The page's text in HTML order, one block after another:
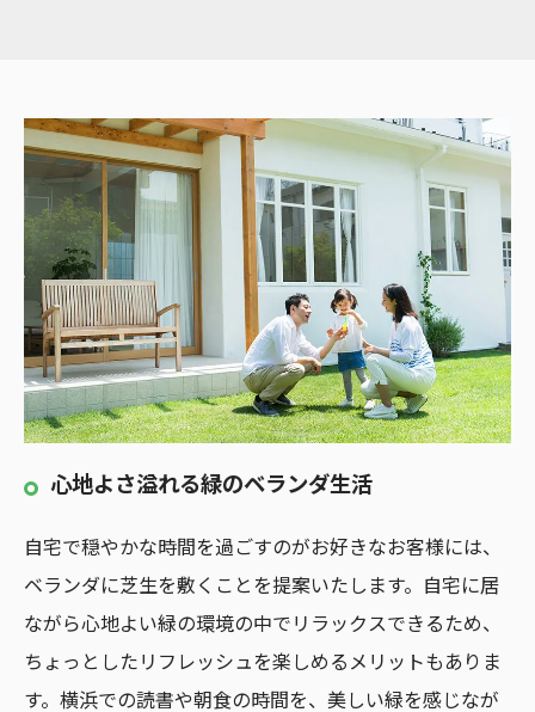
心地よさ溢れる緑のベランダ生活
自宅で穏やかな時間を過ごすのがお好きなお客様には、
ベランダに芝生を敷くことを提案いたします。自宅に居
ながら心地よい緑の環境の中でリラックスできるため、
ちょっとしたリフレッシュを楽しめるメリットもありま
す。横浜での読書や朝食の時間を、美しい緑を感じなが